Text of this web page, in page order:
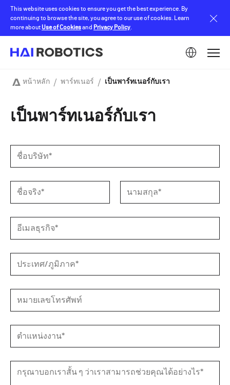
main
content
This website uses cookies to ensure you get the best experience. By
continuing to browse the site, you agree to our use of cookies. Learn
more about Use of Cookiesand Privacy Policy
Image
Breadcrumb
หน้าหลัก พาร์ทเนอร์ เป็นพาร์ทเนอร์กับเรา
เป็นพาร์ทเนอร์กับเรา
โทรศัพท์